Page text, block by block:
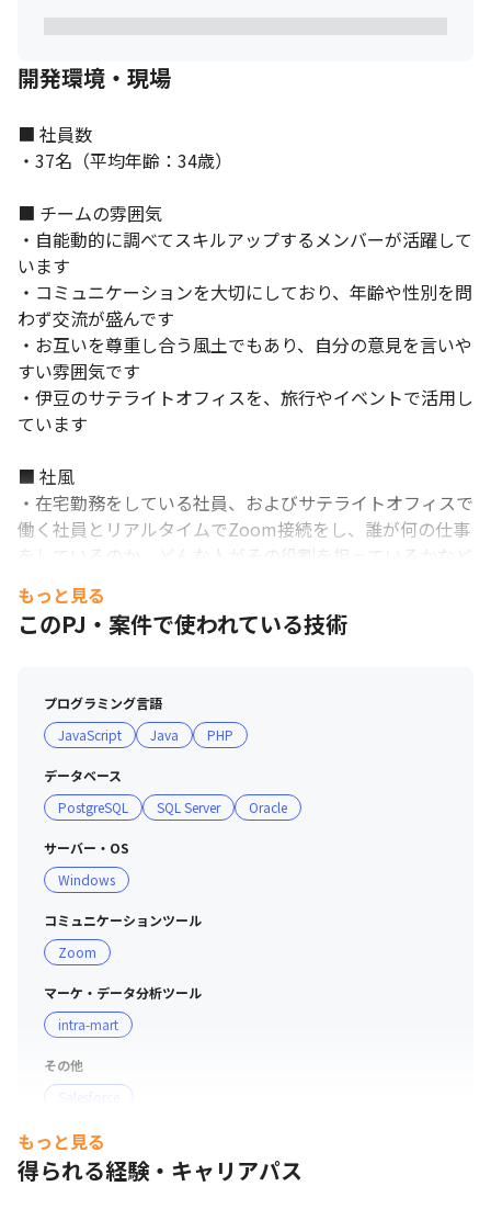
開発環境・現場
■ 社員数
・37名（平均年齢：34歳）
■ チームの雰囲気
・自能動的に調べてスキルアップするメンバーが活躍して
います
・コミュニケーションを大切にしており、年齢や性別を問
わず交流が盛んです
・お互いを尊重し合う風土でもあり、自分の意見を言いや
すい雰囲気です
・伊豆のサテライトオフィスを、旅行やイベントで活用し
ています
■ 社風
・在宅勤務をしている社員、およびサテライトオフィスで
働く社員とリアルタイムでZoom接続をし、誰が何の仕事
をしているのか、どんな人がその役割を担っているかなど
を可視化することで、コミュニケーションロスの防止や、
よりリアルに関われる場（相談しやすい環境）を提供して
います
・80%がプライム案件である事から、業界比較でも残業
は少なく、個々の能力向上に時間を充てる事を推奨する経
営スタイルをとっているため、社員定着率は 97%です
もっと見る
このPJ・案件で使われている技術
プログラミング言語
JavaScript
Java PHP
データベース
PostgreSQL
SQL Server Oracle
サーバー・OS
Windows
コミュニケーションツール
Zoom
マーケ・データ分析ツール
intra-mart
その他
Salesforce
もっと見る
得られる経験・キャリアパス